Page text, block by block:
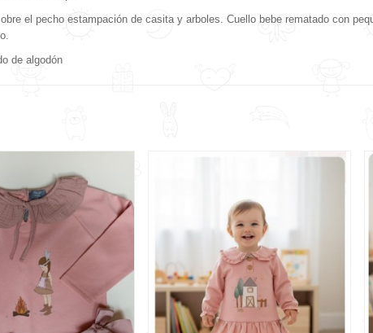
el pecho estampación de casita y arboles. Cuello bebe rematado con
de algodón